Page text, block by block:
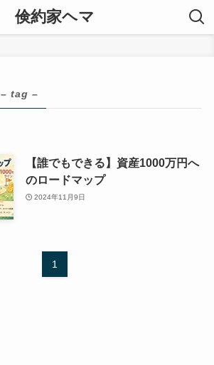
倹約家ヘマ
– tag –
【誰でもできる】資産1000万円へ
のロードマップ
2024年11月9日
1